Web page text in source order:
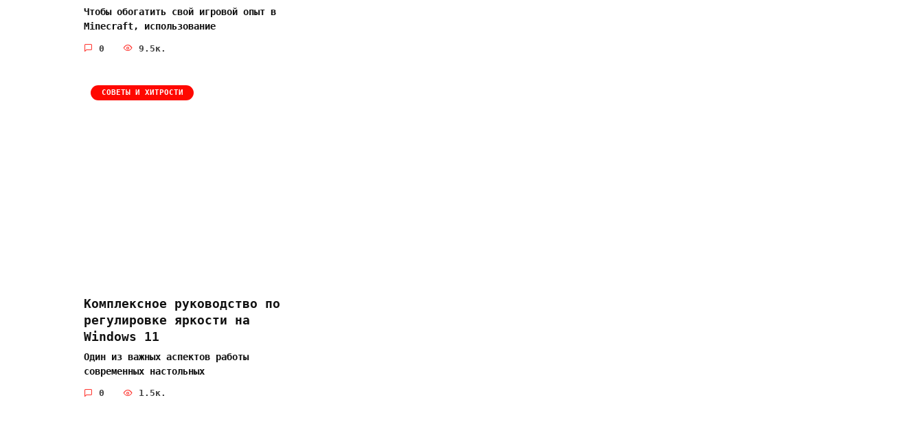
Чтобы обогатить свой игровой опыт в
Minecraft, использование
0 9.5к.
СОВЕТЫ И ХИТРОСТИ
Комплексное руководство по
регулировке яркости на
Windows 11
Один из важных аспектов работы
современных настольных
0 1.5к.